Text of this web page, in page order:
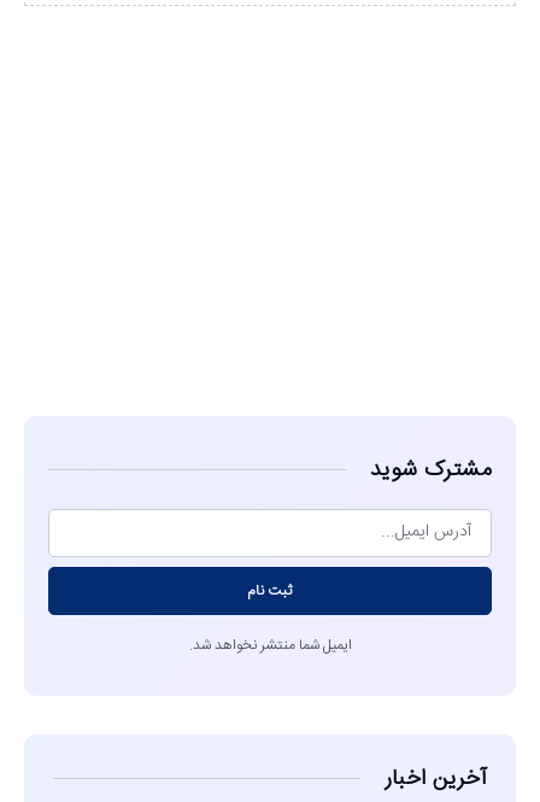
مشترک شوید
ثبت نام
ایمیل شما منتشر نخواهد شد.
آخرین اخبار